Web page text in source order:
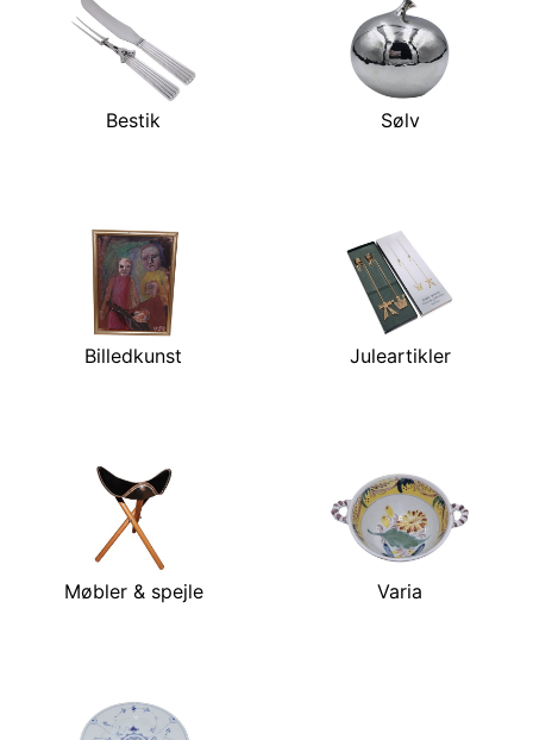
Bestik Sølv
Billedkunst Juleartikler
Møbler & spejle Varia